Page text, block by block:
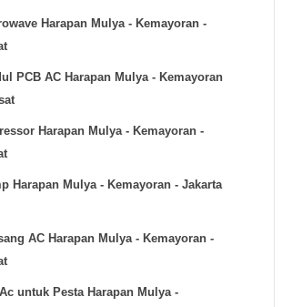
Harapan Mulya - Kemayoran -
PCB AC Harapan Mulya - Kemayoran
Harapan Mulya - Kemayoran -
Harapan Mulya - Kemayoran - Jakarta
AC Harapan Mulya - Kemayoran -
untuk Pesta Harapan Mulya -